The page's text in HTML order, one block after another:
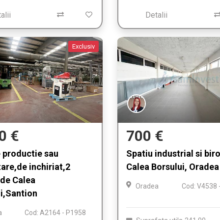
Detalii
Exclusiv
€
productie sau
inchiriat,2
Calea
Cod: A2164 - P1958
700 €
Spatiu industrial si
Calea Borsului, Oradea
Oradea Cod: V4538